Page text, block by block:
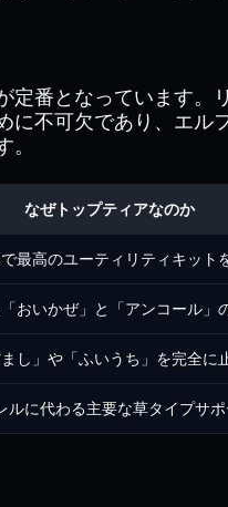
定番となっています。
に不可欠であり、エル
なぜトップティアなのか
最高のユーティリティキット
おいかぜ」と「アンコール」
まし」や「ふいうち」を完全に
ルに代わる主要な草タイプサポ